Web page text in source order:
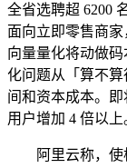
全省选聘超 6200
面向立即零售商
向量量化将动做
化问题从「算不
间和资本成本。
用户增加 4 倍以上
阿里云称，使